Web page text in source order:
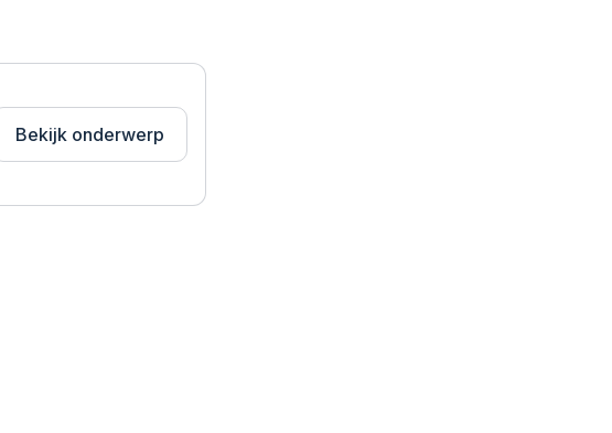
Bekijk onderwerp